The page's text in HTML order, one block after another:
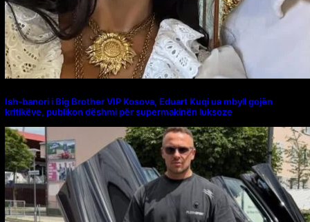
Ish-banori i Big Brother VIP Kosova, Eduart Kuqi ua mbyll gojën
kritikëve, publikon dëshmi për supermakinën luksoze